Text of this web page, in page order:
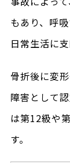
もあり、呼
日常生活に
骨折後に変
障害として
は第12級や
す。